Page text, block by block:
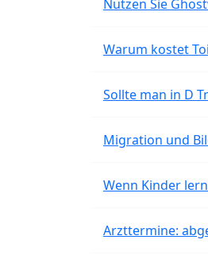
Nutzen Sie
Warum kostet
Sollte man in D
Migration und
Wenn Kinder
Arzttermine: